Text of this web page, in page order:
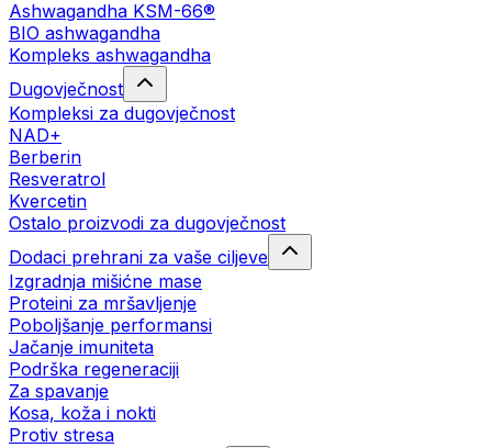
Ashwagandha KSM-66®
BIO ashwagandha
Kompleks ashwagandha
Dugovječnost
Kompleksi za dugovječnost
NAD+
Berberin
Resveratrol
Kvercetin
Ostalo proizvodi za dugovječnost
Dodaci prehrani za vaše ciljeve
Izgradnja mišićne mase
Proteini za mršavljenje
Poboljšanje performansi
Jačanje imuniteta
Podrška regeneraciji
Za spavanje
Kosa, koža i nokti
Protiv stresa